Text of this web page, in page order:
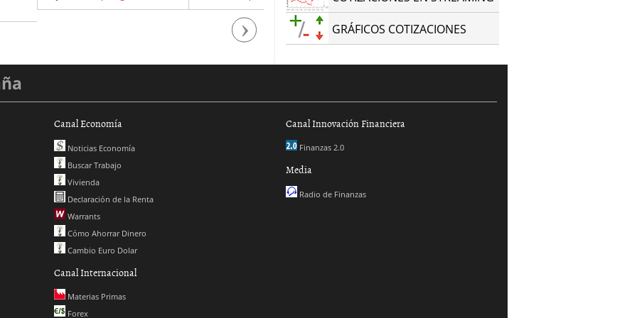
Next
GRÁFICOS COTIZACIONES
Canal Economía
Noticias Economía
Buscar Trabajo
Vivienda
Declaración de la Renta
Warrants
Cómo Ahorrar Dinero
Cambio Euro Dolar
Canal Internacional
Materias Primas
Forex
Canal Innovación Financiera
Finanzas 2.0
Media
Radio de Finanzas